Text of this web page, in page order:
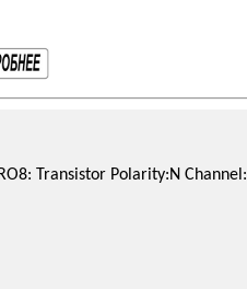
Transistor Polarity:N Channel: